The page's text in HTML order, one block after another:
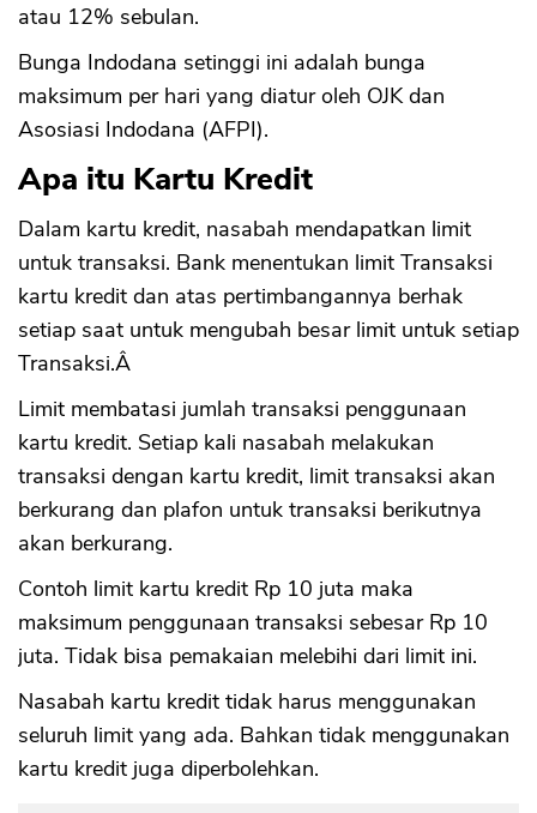
atau 12% sebulan.
Bunga Indodana setinggi ini adalah bunga
maksimum per hari yang diatur oleh OJK dan
Asosiasi Indodana (AFPI).
Apa itu Kartu Kredit
Dalam kartu kredit, nasabah mendapatkan limit
untuk transaksi. Bank menentukan limit Transaksi
kartu kredit dan atas pertimbangannya berhak
setiap saat untuk mengubah besar limit untuk setiap
Transaksi.Â
Limit membatasi jumlah transaksi penggunaan
kartu kredit. Setiap kali nasabah melakukan
transaksi dengan kartu kredit, limit transaksi akan
berkurang dan plafon untuk transaksi berikutnya
akan berkurang.
Contoh limit kartu kredit Rp 10 juta maka
maksimum penggunaan transaksi sebesar Rp 10
juta. Tidak bisa pemakaian melebihi dari limit ini.
Nasabah kartu kredit tidak harus menggunakan
seluruh limit yang ada. Bahkan tidak menggunakan
kartu kredit juga diperbolehkan.